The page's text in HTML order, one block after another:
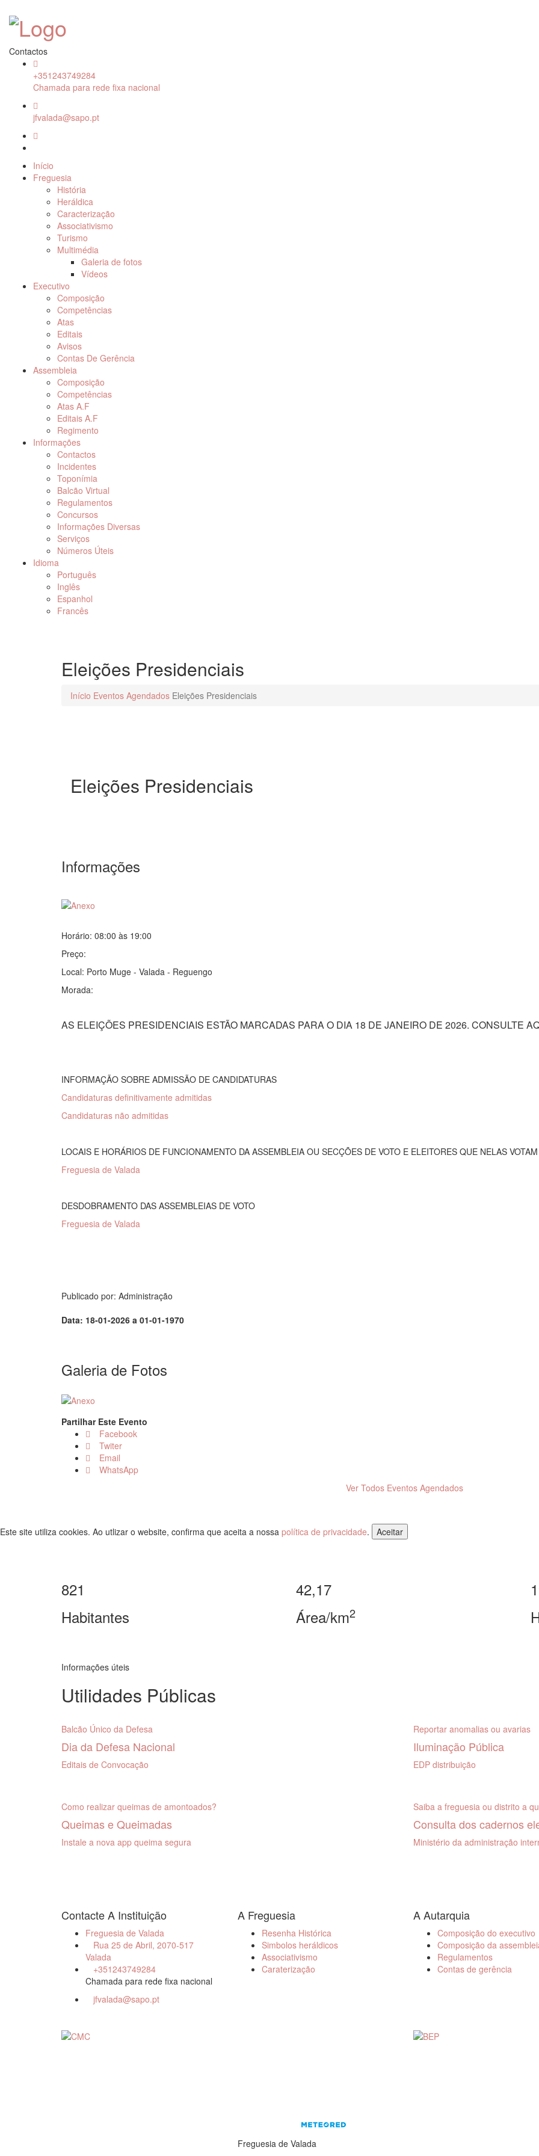
Contactos
+351243749284
Chamada para rede fixa nacional
jfvalada@sapo.pt
Início
Freguesia
História
Heráldica
Caracterização
Associativismo
Turismo
Multimédia
Galeria de fotos
Vídeos
Executivo
Composição
Competências
Atas
Editais
Avisos
Contas De Gerência
Assembleia
Composição
Competências
Atas A.F
Editais A.F
Regimento
Informações
Contactos
Incidentes
Toponímia
Balcão Virtual
Regulamentos
Concursos
Informações Diversas
Serviços
Números Úteis
Idioma
Português
Inglês
Espanhol
Francês
Eleições Presidenciais
Início Eventos Agendados Eleições Presidenciais
Eleições Presidenciais
Informações
Horário: 08:00 às 19:00
Preço:
Local: Porto Muge - Valada - Reguengo
Morada:
AS ELEIÇÕES PRESIDENCIAIS ESTÃO MARCADAS PARA O DIA 18 DE JANEIRO DE 2026. CONSULTE
INFORMAÇÃO SOBRE ADMISSÃO DE CANDIDATURAS
Candidaturas definitivamente admitidas
Candidaturas não admitidas
LOCAIS E HORÁRIOS DE FUNCIONAMENTO DA ASSEMBLEIA OU SECÇÕES DE VOTO E ELEITORES QUE NELAS VOTAM
Freguesia de Valada
DESDOBRAMENTO DAS ASSEMBLEIAS DE VOTO
Freguesia de Valada
Publicado por: Administração
Data: 18-01-2026 a 01-01-1970
Galeria de Fotos
Partilhar Este Evento
Facebook
Twiter
Email
WhatsApp
Ver Todos Eventos Agendados
Este site utiliza cookies. Ao utlizar o website, confirma que aceita a nossa política de privacidade. Aceitar
821
Habitantes
42,17
Área/km2
Informações úteis
Utilidades Públicas
Balcão Único da Defesa
Dia da Defesa Nacional
Editais de Convocação
Reportar anomalias ou avarias
Iluminação Pública
EDP distribuição
Como realizar queimas de amontoados?
Queimas e Queimadas
Instale a nova app queima segura
Saiba a freguesia ou distrito a
Consulta dos cadernos
Ministério da administração
Contacte A Instituição
Freguesia de Valada
Rua 25 de Abril, 2070-517
Valada
+351243749284
Chamada para rede fixa nacional
jfvalada@sapo.pt
A Freguesia
Resenha Histórica
Simbolos heráldicos
Associativismo
Caraterização
A Autarquia
Composição do executivo
Composição da
Regulamentos
Contas de gerência
Freguesia de Valada